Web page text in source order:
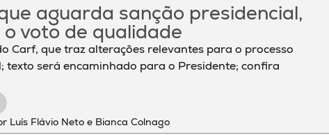
aguarda sanção presidencial,
voto de qualidade
Carf, que traz alterações relevantes para o processo
texto será encaminhado para o Presidente; confira
Luís Flávio Neto e Bianca Colnago